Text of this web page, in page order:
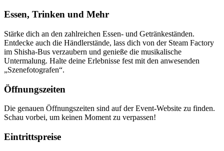
Essen, Trinken und Mehr
Stärke dich an den zahlreichen Essen- und Getränkeständen.
Entdecke auch die Händlerstände, lass dich von der Steam Factory
im Shisha-Bus verzaubern und genieße die musikalische
Untermalung. Halte deine Erlebnisse fest mit den anwesenden
„Szenefotografen“.
Öffnungszeiten
Die genauen Öffnungszeiten sind auf der Event-Website zu finden.
Schau vorbei, um keinen Moment zu verpassen!
Eintrittspreise